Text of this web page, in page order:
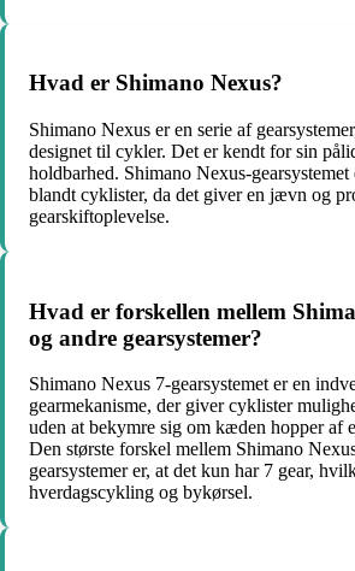
Hvad er Shimano Nexus?
Shimano Nexus er en serie af
designet til cykler. Det er kendt for sin
holdbarhed. Shimano Nexus-
blandt cyklister, da det giver en jævn og
gearskiftoplevelse.
Hvad er forskellen mellem
og andre gearsystemer?
Shimano Nexus 7-gearsystemet er en
gearmekanisme, der giver cyklister
uden at bekymre sig om kæden hopper af
Den største forskel mellem Shimano
gearsystemer er, at det kun har 7 gear,
hverdagscykling og bykørsel.